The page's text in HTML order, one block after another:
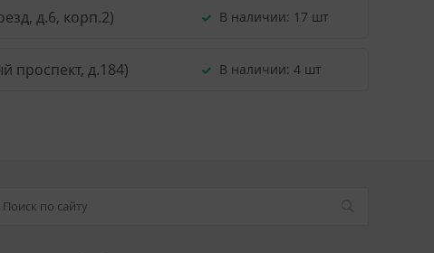
д.6, корп.2) В наличии: 17 шт
проспект, д.184) В наличии: 4 шт